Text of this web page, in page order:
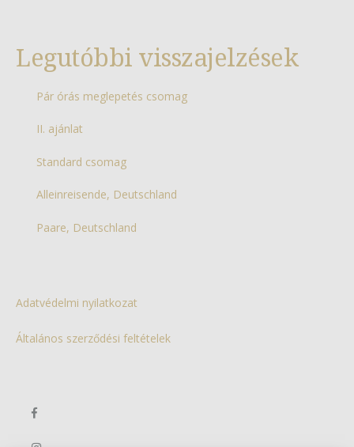
Legutóbbi visszajelzések
Pár órás meglepetés csomag
II. ajánlat
Standard csomag
Alleinreisende, Deutschland
Paare, Deutschland
Adatvédelmi nyilatkozat
Általános szerződési feltételek